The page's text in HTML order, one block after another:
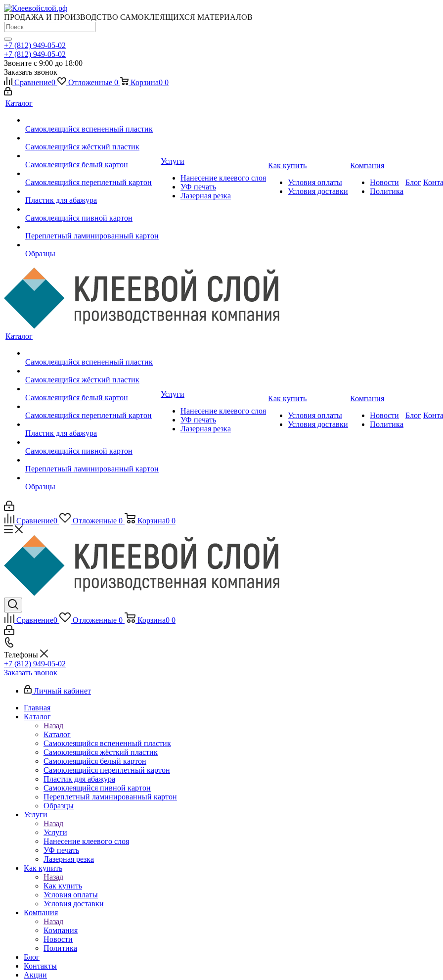
ПРОДАЖА И ПРОИЗВОДСТВО САМОКЛЕЯЩИХСЯ МАТЕРИАЛОВ
+7 (812) 949-05-02
+7 (812) 949-05-02
Звоните с 9:00 до 18:00
Заказать звонок
Сравнение0 Отложенные 0 Корзина0 0
Каталог
Самоклеящийся вспененный пластик
Самоклеящийся жёсткий пластик
Самоклеящийся белый картон
Самоклеящийся переплетный картон
Пластик для абажура
Самоклеящийся пивной картон
Переплетный ламинированный картон
Образцы
Услуги
Нанесение клеевого слоя
УФ печать
Лазерная резка
Как купить
Условия оплаты
Условия доставки
Компания
Новости
Политика
Блог
Каталог
Самоклеящийся вспененный пластик
Самоклеящийся жёсткий пластик
Самоклеящийся белый картон
Самоклеящийся переплетный картон
Пластик для абажура
Самоклеящийся пивной картон
Переплетный ламинированный картон
Образцы
Услуги
Нанесение клеевого слоя
УФ печать
Лазерная резка
Как купить
Условия оплаты
Условия доставки
Компания
Новости
Политика
Блог
Сравнение0 Отложенные 0 Корзина0 0
Сравнение0 Отложенные 0 Корзина0 0
Телефоны
+7 (812) 949-05-02
Заказать звонок
Личный кабинет
Главная
Каталог
Назад
Каталог
Самоклеящийся вспененный пластик
Самоклеящийся жёсткий пластик
Самоклеящийся белый картон
Самоклеящийся переплетный картон
Пластик для абажура
Самоклеящийся пивной картон
Переплетный ламинированный картон
Образцы
Услуги
Назад
Услуги
Нанесение клеевого слоя
УФ печать
Лазерная резка
Как купить
Назад
Как купить
Условия оплаты
Условия доставки
Компания
Назад
Компания
Новости
Политика
Блог
Контакты
Акции